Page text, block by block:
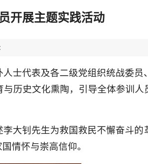
开展主题实践活动
士代表及各二级党组织统战委员
历史文化熏陶，引导全体参训人
大钊先生为救国救民不懈奋斗的
情怀与崇高信仰。